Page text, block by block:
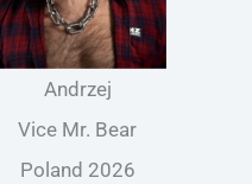
Andrzej
Vice Mr. Bear
Poland 2026